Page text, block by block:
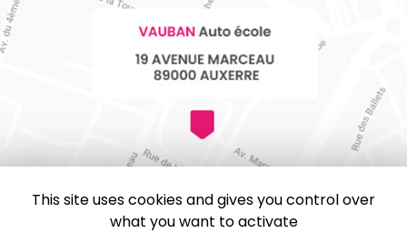
This site uses cookies and gives you control over
what you want to activate